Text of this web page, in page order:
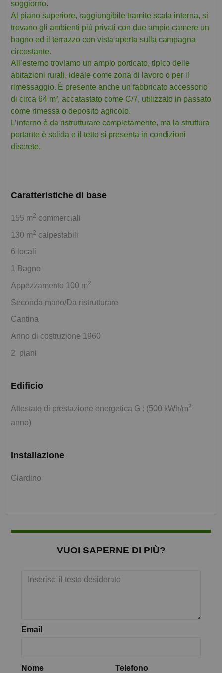
soggiorno.
Al piano superiore, raggiungibile tramite scala interna, si
trovano gli ambienti più privati con due ampie camere un
bagno ed il terrazzo con vista aperta sulla campagna
circostante.
All’esterno troviamo un ampio porticato, tipico delle
abitazioni rurali, ideale come zona di lavoro o per il
rimessaggio. È presente anche un fabbricato accessorio
di circa 64 m², accatastato come C/7, utilizzato in passato
come rimessa o deposito agricolo.
L’interno è da ristrutturare completamente, ma la struttura
portante è solida e il tetto si presenta in condizioni
discrete.
Caratteristiche di base
155 m2 commerciali
130 m2 calpestabili
6 locali
1 Bagno
Appezzamento 100 m2
Seconda mano/Da ristrutturare
Cantina
Anno di costruzione 1960
2 piani
Edificio
Attestato di prestazione energetica G : (500 kWh/m2
anno)
Installazione
Giardino
VUOI SAPERNE DI PIÙ?
Email
Nome Telefono